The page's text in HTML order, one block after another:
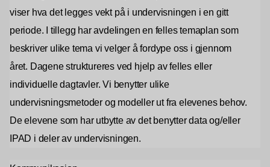
viser hva det legges vekt på i undervisningen i en gitt
periode. I tillegg har avdelingen en felles temaplan som
beskriver ulike tema vi velger å fordype oss i gjennom
året. Dagene struktureres ved hjelp av felles eller
individuelle dagtavler. Vi benytter ulike
undervisningsmetoder og modeller ut fra elevenes behov.
De elevene som har utbytte av det benytter data og/eller
IPAD i deler av undervisningen.